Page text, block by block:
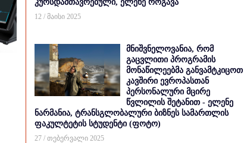
კურსდამთავრებული, ელენე როგავა
12 / მაისი 2025
მნიშვნელოვანია, რომ
გაცვლითი პროგრამის
მონაწილეებმა განვამტკიცოთ
კავშირი ევროპასთან
პერსონალური მცირე
წვლილის შეტანით - ელენე
ნარმანია, ტრანსგლობალური ბიზნეს სამართლის
ფაკულტეტის სტუდენტი (ფოტო)
27 / თებერვალი 2025